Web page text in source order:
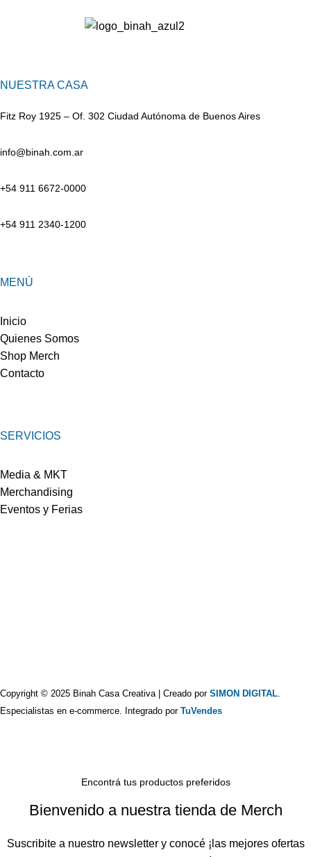
NUESTRA CASA
Fitz Roy 1925 – Of. 302 Ciudad Autónoma de Buenos Aires
info@binah.com.ar
+54 911 6672-0000
+54 911 2340-1200
MENÚ
Inicio
Quienes Somos
Shop Merch
Contacto
SERVICIOS
Media & MKT
Merchandising
Eventos y Ferias
Copyright © 2025 Binah Casa Creativa | Creado por SIMON DIGITAL.
Especialistas en e-commerce. Integrado porTuVendes
Encontrá tus productos preferidos
Bienvenido a nuestra tienda de Merch
Suscribite a nuestro newsletter y conocé ¡las mejores ofertas